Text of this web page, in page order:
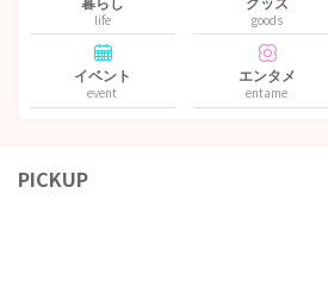
life goods
イベント
event
エンタメ
entame
PICKUP